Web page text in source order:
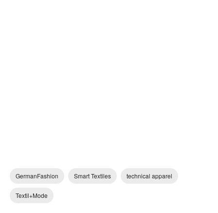
GermanFashion Smart Textiles technical apparel
Textil+Mode